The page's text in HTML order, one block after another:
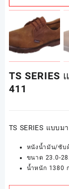
TS SERIES
411
TS SERIES แบบม
หนังน้ำมัน/ซับ
ขนาด 23.0-
น้ำหนัก 1380